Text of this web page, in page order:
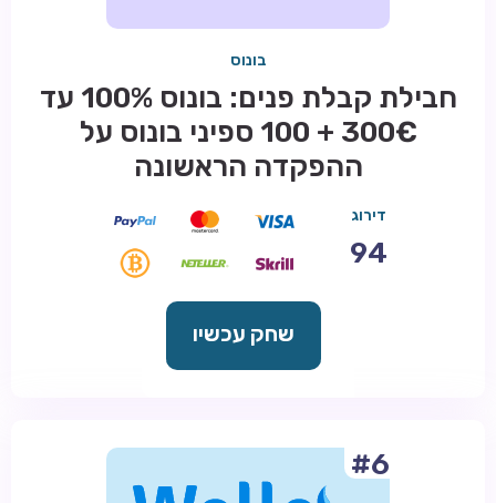
בונוס
חבילת קבלת פנים: בונוס 100% עד
300€ + 100 ספיני בונוס על
ההפקדה הראשונה
דירוג
94
שחק עכשיו
#6